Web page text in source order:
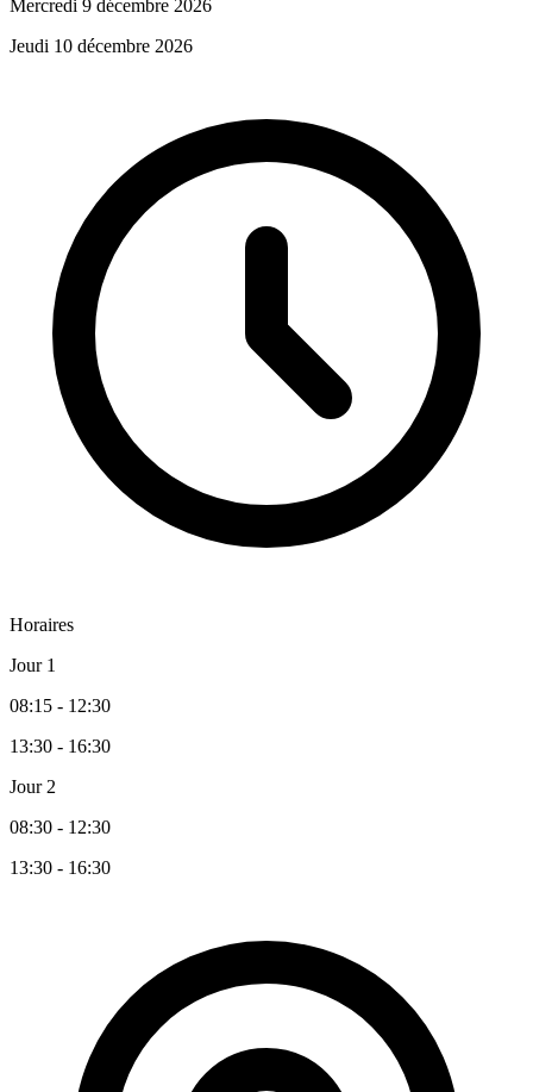
Mercredi 9 décembre 2026
Jeudi 10 décembre 2026
Horaires
Jour 1
08:15 - 12:30
13:30 - 16:30
Jour 2
08:30 - 12:30
13:30 - 16:30